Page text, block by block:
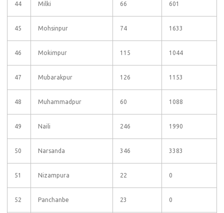
44 Milki 66 601
45 Mohsinpur 74 1633
46 Mokimpur 115 1044
47 Mubarakpur 126 1153
48 Muhammadpur 60 1088
49 Naili 246 1990
50 Narsanda 346 3383
51 Nizampura 22 0
52 Panchanbe 23 0